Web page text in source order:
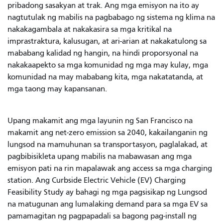
pribadong sasakyan at trak. Ang mga emisyon na ito ay
nagtutulak ng mabilis na pagbabago ng sistema ng klima na
nakakagambala at nakakasira sa mga kritikal na
imprastraktura, kalusugan, at ari-arian at nakakatulong sa
mababang kalidad ng hangin, na hindi proporsyonal na
nakakaapekto sa mga komunidad ng mga may kulay, mga
komunidad na may mababang kita, mga nakatatanda, at
mga taong may kapansanan.
Upang makamit ang mga layunin ng San Francisco na
makamit ang net-zero emission sa 2040, kakailanganin ng
lungsod na mamuhunan sa transportasyon, paglalakad, at
pagbibisikleta upang mabilis na mabawasan ang mga
emisyon pati na rin mapalawak ang access sa mga charging
station. Ang Curbside Electric Vehicle (EV) Charging
Feasibility Study ay bahagi ng mga pagsisikap ng Lungsod
na matugunan ang lumalaking demand para sa mga EV sa
pamamagitan ng pagpapadali sa bagong pag-install ng